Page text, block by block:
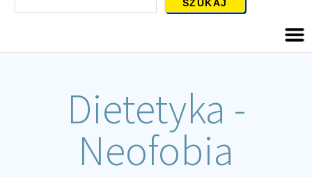
Dietetyka -
Neofobia